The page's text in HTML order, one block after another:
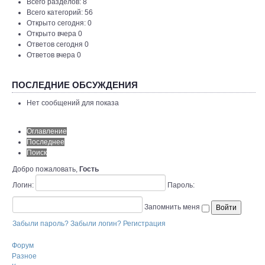
Всего разделов: 8
Всего категорий: 56
Открыто сегодня: 0
Открыто вчера 0
Ответов сегодня 0
Ответов вчера 0
ПОСЛЕДНИЕ ОБСУЖДЕНИЯ
Нет сообщений для показа
Оглавление
Последнее
Поиск
Добро пожаловать, Гость
Логин:
Пароль:
Запомнить меня
Забыли пароль? Забыли логин? Регистрация
Форум
Разное